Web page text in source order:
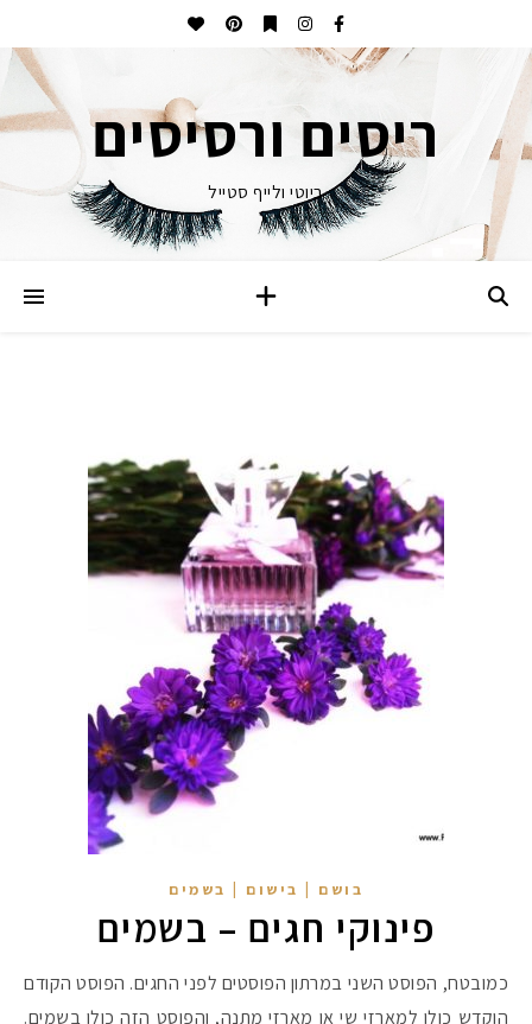
ריסים ורסיסים
ביוטי ולייף סטייל
בושם | בישום | בשמים
פינוקי חגים – בשמים
כמובטח, הפוסט השני במרתון הפוסטים לפני החגים. הפוסט הקודם
הוקדש כולו למארזי שי או מארזי מתנה, והפוסט הזה כולו בשמים.